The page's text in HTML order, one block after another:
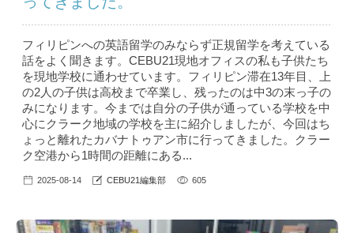
フィリピンへの英語留学のみならず正規留学を考えている
話をよく聞きます。CEBU21現地オフィスの私も子供たち
を現地学校に通わせています。フィリピン滞在13年目、上
の2人の子供は高校まで卒業し、残ったのは中3の末っ子の
みになります。今までは自分の子供が通っている学校を中
心にクラーク地域の学校を主に紹介しましたが、今回はち
ょっと離れたカバナトゥアン市に行ってきました。クラー
ク空港から1時間の距離にある...
2025-08-14 CEBU21編集部 605